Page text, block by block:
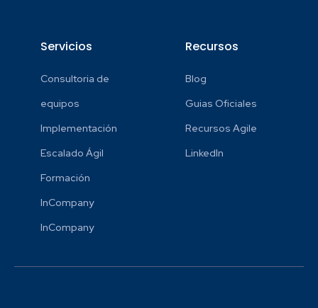
Servicios
Consultoria de
equipos
Implementación
Escalado Ágil
Formación
InCompany
InCompany
Recursos
Blog
Guias Oficiales
Recursos Agile
LinkedIn